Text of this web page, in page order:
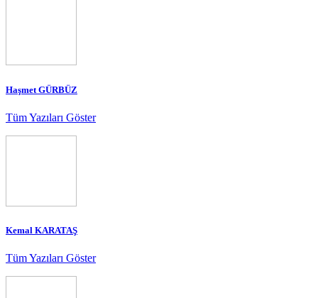
Haşmet GÜRBÜZ
Tüm Yazıları Göster
Kemal KARATAŞ
Tüm Yazıları Göster